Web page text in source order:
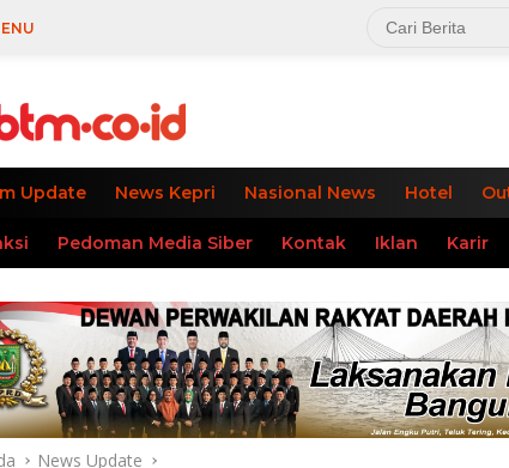
Update News Kepri Nasional News Hotel
Pedoman Media Siber Kontak Iklan Karir
News Update